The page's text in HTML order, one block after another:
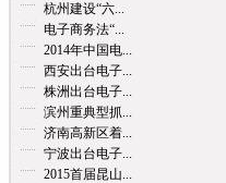
杭州建设“六...
电子商务法“...
2014年中国电...
西安出台电子...
株洲出台电子...
滨州重典型抓...
济南高新区着...
宁波出台电子...
2015首届昆山...